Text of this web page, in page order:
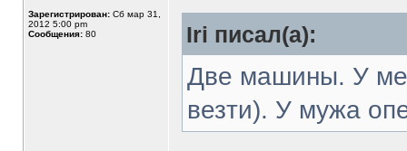
Зарегистрирован: Сб мар 31,
2012 5:00 pm
Сообщения: 80 Iri писал(а):
Две машины. У
везти). У мужа